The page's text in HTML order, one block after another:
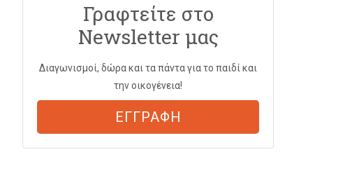
Γραφτείτε στο
Newsletter μας
Διαγωνισμοί, δώρα και τα πάντα για το παιδί και
την οικογένεια!
ΕΓΓΡΑΦΗ